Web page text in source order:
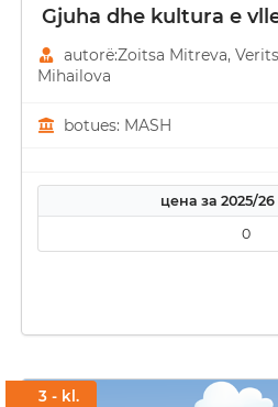
Gjuha dhe kultura e
autorë:Zoitsa Mitreva,
Mihailova
botues: MASH
цена за 2025/
0
3 - kl.